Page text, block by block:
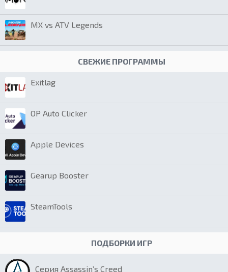
MX vs ATV Legends
СВЕЖИЕ ПРОГРАММЫ
Exitlag
OP Auto Clicker
Apple Devices
Gearup Booster
SteamTools
ПОДБОРКИ ИГР
Серия Assassin’s Creed